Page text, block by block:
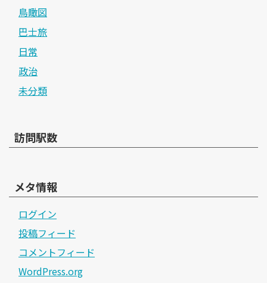
鳥瞰図
巴士旅
日常
政治
未分類
訪問駅数
メタ情報
ログイン
投稿フィード
コメントフィード
WordPress.org